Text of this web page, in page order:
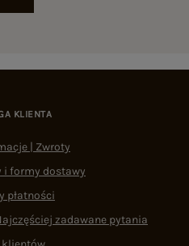
KLIENTA
| Zwroty
i formy dostawy
płatności
zadawane pytania